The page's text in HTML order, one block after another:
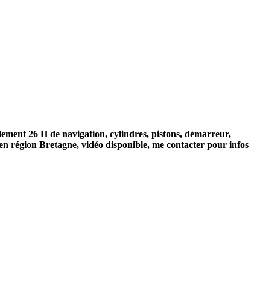
26 H de navigation, cylindres, pistons, démarreur,
région Bretagne, vidéo disponible, me contacter pour infos